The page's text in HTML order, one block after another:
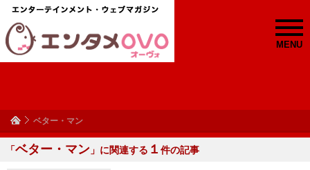
MENU
ベター・マン
「ベター・マン 」に関連する １ 件の記事